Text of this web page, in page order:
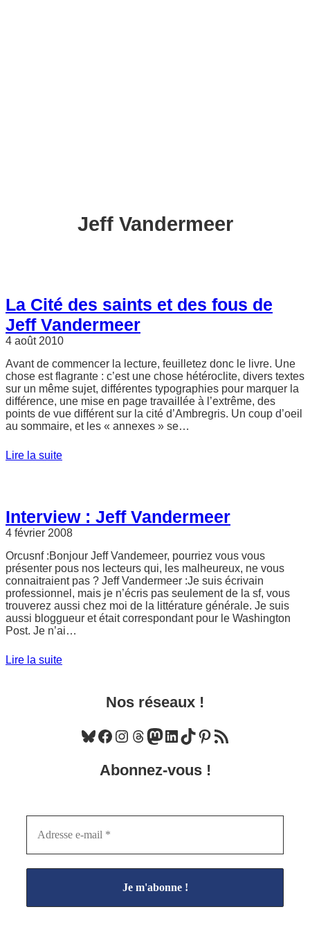
Jeff Vandermeer
La Cité des saints et des fous de
Jeff Vandermeer
4 août 2010
Avant de commencer la lecture, feuilletez donc le livre. Une
chose est flagrante : c’est une chose hétéroclite, divers textes
sur un même sujet, différentes typographies pour marquer la
différence, une mise en page travaillée à l’extrême, des
points de vue différent sur la cité d’Ambregris. Un coup d’oeil
au sommaire, et les « annexes » se…
Lire la suite
Interview : Jeff Vandermeer
4 février 2008
Orcusnf :Bonjour Jeff Vandemeer, pourriez vous vous
présenter pous nos lecteurs qui, les malheureux, ne vous
connaitraient pas ? Jeff Vandermeer :Je suis écrivain
professionnel, mais je n’écris pas seulement de la sf, vous
trouverez aussi chez moi de la littérature générale. Je suis
aussi bloggueur et était correspondant pour le Washington
Post. Je n’ai…
Lire la suite
Nos réseaux !
Bluesky Facebook Instagram Threads Mastodon LinkedIn TikTok Pinterest Flux RSS
Abonnez-vous !